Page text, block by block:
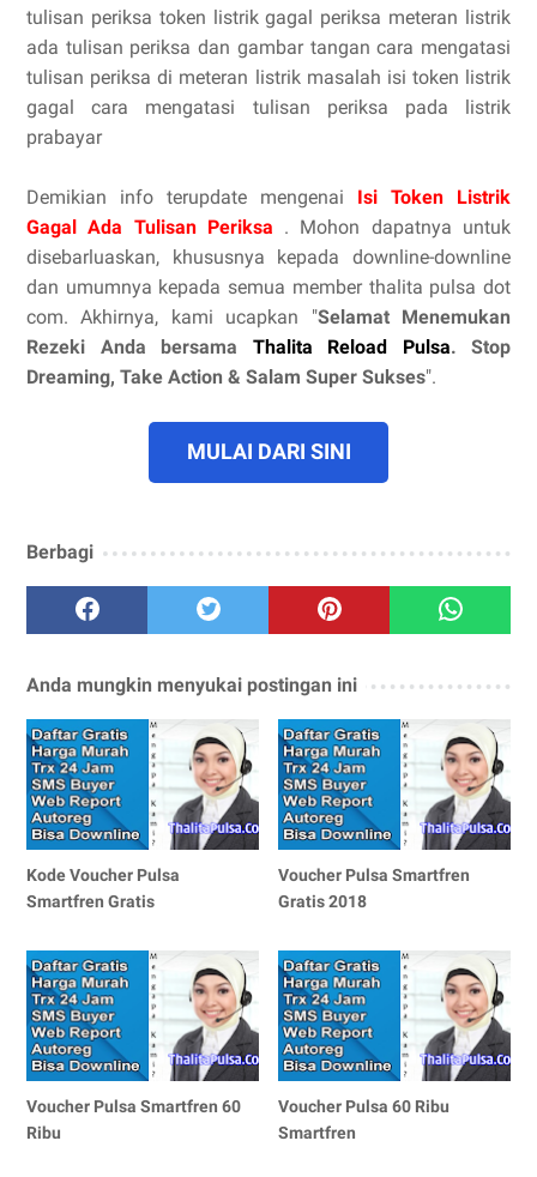
tulisan periksa token listrik gagal periksa meteran listrik
ada tulisan periksa dan gambar tangan cara mengatasi
tulisan periksa di meteran listrik masalah isi token listrik
gagal cara mengatasi tulisan periksa pada listrik
prabayar
Demikian info terupdate mengenai Isi Token Listrik
Gagal Ada Tulisan Periksa . Mohon dapatnya untuk
disebarluaskan, khususnya kepada downline-downline
dan umumnya kepada semua member thalita pulsa dot
com. Akhirnya, kami ucapkan "Selamat Menemukan
Rezeki Anda bersama Thalita Reload Pulsa. Stop
Dreaming, Take Action & Salam Super Sukses".
MULAI DARI SINI
Berbagi
Anda mungkin menyukai postingan ini
Kode Voucher Pulsa
Smartfren Gratis
Voucher Pulsa Smartfren
Gratis 2018
Voucher Pulsa Smartfren 60
Ribu
Voucher Pulsa 60 Ribu
Smartfren